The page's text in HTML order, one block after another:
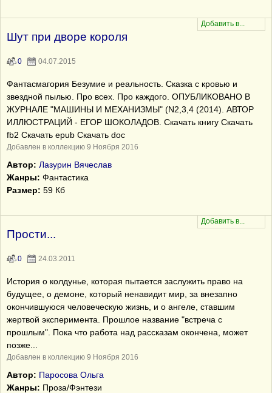
Шут при дворе короля
0 04.07.2015
Фантасмагория Безумие и реальность. Сказка с кровью и
звездной пылью. Про всех. Про каждого. ОПУБЛИКОВАНО В
ЖУРНАЛЕ "МАШИНЫ И МЕХАНИЗМЫ" (N2,3,4 (2014). АВТОР
ИЛЛЮСТРАЦИЙ - ЕГОР ШОКОЛАДОВ. Скачать книгу Скачать
fb2 Скачать epub Скачать doc
Добавлен в коллекцию 9 Ноября 2016
Автор: Лазурин Вячеслав
Жанры: Фантастика
Размер: 59 Кб
Прости...
0 24.03.2011
История о колдунье, которая пытается заслужить право на
будущее, о демоне, который ненавидит мир, за внезапно
окончившуюся человеческую жизнь, и о ангеле, ставшим
жертвой эксперимента. Прошлое название "встреча с
прошлым". Пока что работа над рассказам окончена, может
позже...
Добавлен в коллекцию 9 Ноября 2016
Автор: Паросова Ольга
Жанры: Проза/Фэнтези